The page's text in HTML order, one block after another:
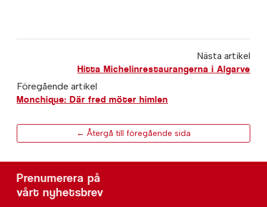
Nästa artikel
Hitta Michelinrestaurangerna i Algarve
Föregående artikel
Monchique: Där fred möter himlen
← Återgå till föregående sida
Prenumerera på
vårt nyhetsbrev